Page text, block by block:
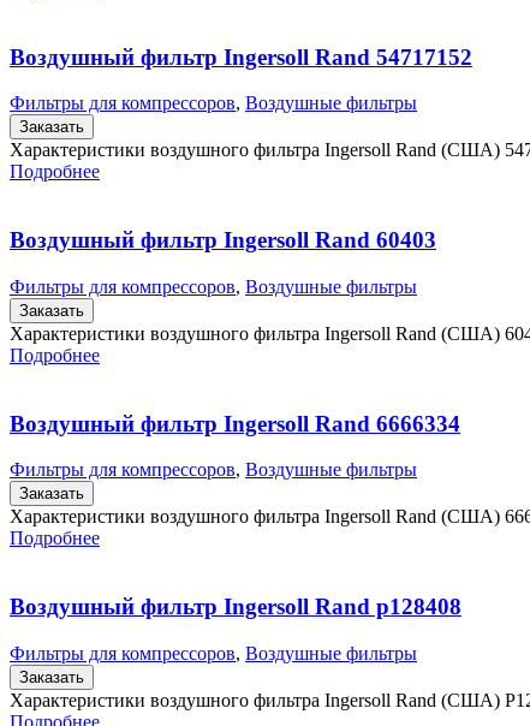
Воздушный фильтр Ingersoll Rand 54717152
Фильтры для компрессоров, Воздушные фильтры
Заказать
Характеристики воздушного фильтра Ingersoll Rand (США)
Подробнее
Воздушный фильтр Ingersoll Rand 60403
Фильтры для компрессоров, Воздушные фильтры
Заказать
Характеристики воздушного фильтра Ingersoll Rand (США)
Подробнее
Воздушный фильтр Ingersoll Rand 6666334
Фильтры для компрессоров, Воздушные фильтры
Заказать
Характеристики воздушного фильтра Ingersoll Rand (США)
Подробнее
Воздушный фильтр Ingersoll Rand p128408
Фильтры для компрессоров, Воздушные фильтры
Заказать
Характеристики воздушного фильтра Ingersoll Rand (США)
Подробнее